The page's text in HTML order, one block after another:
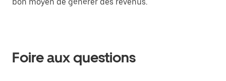
Foire aux questions